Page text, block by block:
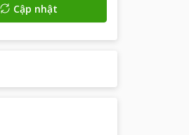
Cập nhật